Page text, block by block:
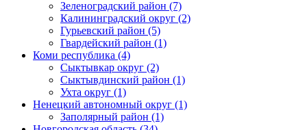
Зеленоградский район (7)
Калининградский округ (2)
Гурьевский район (5)
Гвардейский район (1)
Коми республика (4)
Сыктывкар округ (2)
Сыктывдинский район (1)
Ухта округ (1)
Ненецкий автономный округ (1)
Заполярный район (1)